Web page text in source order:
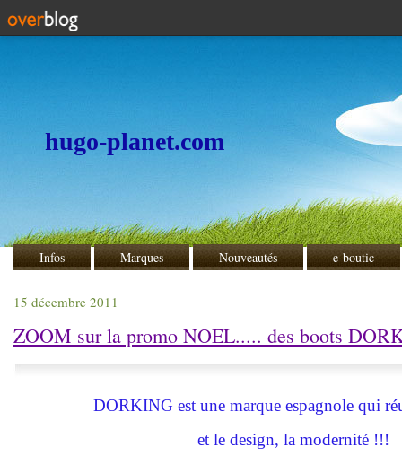
hugo-planet.com
Infos Marques Nouveautés e-boutic
15 décembre 2011
ZOOM sur la promo NOEL..... des boots
DORKING est une marque espagnole qui
et le design, la modernité !!!